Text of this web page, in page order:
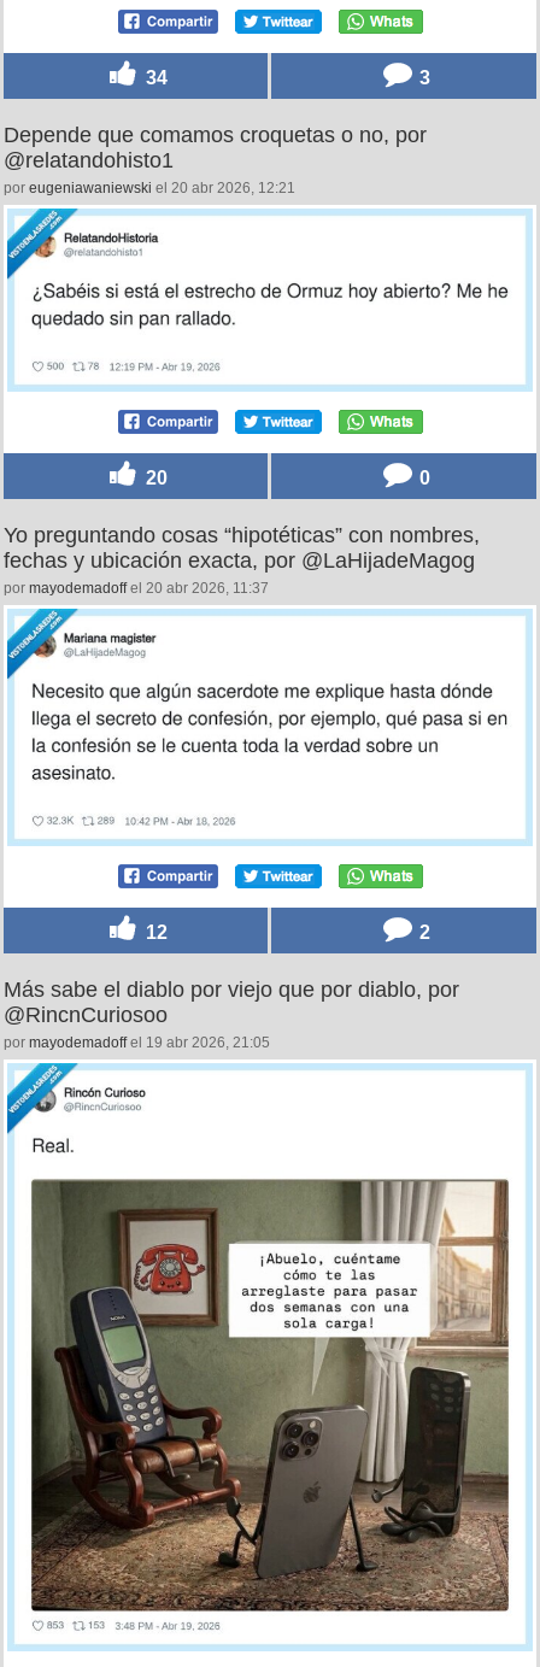
34 3
Depende que comamos croquetas o no, por
@relatandohisto1
por eugeniawaniewski el 20 abr 2026, 12:21
20 0
Yo preguntando cosas “hipotéticas” con nombres,
fechas y ubicación exacta, por @LaHijadeMagog
por mayodemadoffel 20 abr 2026, 11:37
12 2
Más sabe el diablo por viejo que por diablo, por
@RincnCuriosoo
por mayodemadoffel 19 abr 2026, 21:05